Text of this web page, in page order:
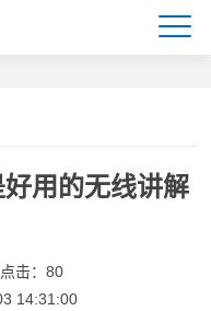
用的无线讲解
点击：80
14:31:00